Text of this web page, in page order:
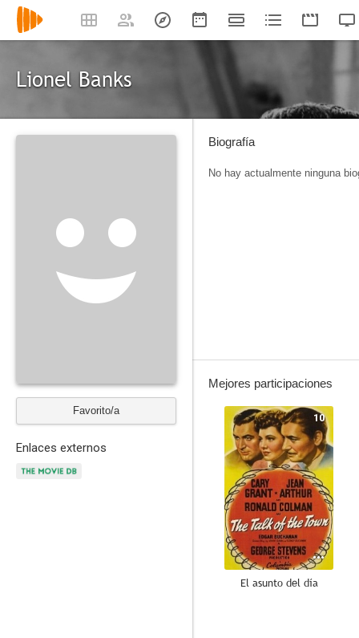
Lionel Banks
Favorito/a
Enlaces externos
Biografía
No hay actualmente ninguna
Mejores participaciones
10
El asunto del día